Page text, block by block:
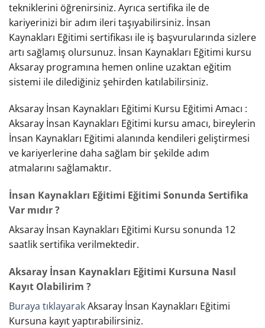
tekniklerini öğrenirsiniz. Ayrıca sertifika ile de
kariyerinizi bir adım ileri taşıyabilirsiniz. İnsan
Kaynakları Eğitimi sertifikası ile iş başvurularında sizlere
artı sağlamış olursunuz. İnsan Kaynakları Eğitimi kursu
Aksaray programına hemen online uzaktan eğitim
sistemi ile dilediğiniz şehirden katılabilirsiniz.
Aksaray İnsan Kaynakları Eğitimi Kursu Eğitimi Amacı :
Aksaray İnsan Kaynakları Eğitimi kursu amacı, bireylerin
İnsan Kaynakları Eğitimi alanında kendileri geliştirmesi
ve kariyerlerine daha sağlam bir şekilde adım
atmalarını sağlamaktır.
İnsan Kaynakları Eğitimi Eğitimi Sonunda Sertifika
Var mıdır ?
Aksaray İnsan Kaynakları Eğitimi Kursu sonunda 12
saatlik sertifika verilmektedir.
Aksaray İnsan Kaynakları Eğitimi Kursuna Nasıl
Kayıt Olabilirim ?
Buraya tıklayarakAksaray İnsan Kaynakları Eğitimi
Kursuna kayıt yaptırabilirsiniz.